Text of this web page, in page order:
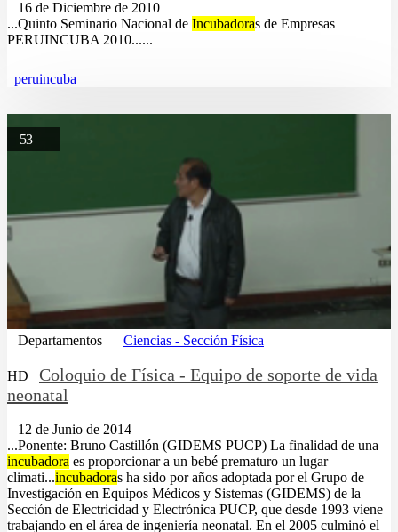
16 de Diciembre de 2010
...Quinto Seminario Nacional de Incubadoras de Empresas
PERUINCUBA 2010......
peruincuba
53
Departamentos Ciencias - Sección Física
HD
Coloquio de Física - Equipo de soporte de vida
neonatal
12 de Junio de 2014
...Ponente: Bruno Castillón (GIDEMS PUCP) La finalidad de una
incubadora es proporcionar a un bebé prematuro un lugar
climati...incubadoras ha sido por años adoptada por el Grupo de
Investigación en Equipos Médicos y Sistemas (GIDEMS) de la
Sección de Electricidad y Electrónica PUCP, que desde 1993 viene
trabajando en el área de ingeniería neonatal. En el 2005 culminó el